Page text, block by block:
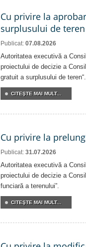
Cu privire la
surplusului de teren
Publicat: 07.08.2026
Autoritatea executivă a
proiectului de decizie a
gratuit a surplusului de teren“.
CITEŞTE MAI MULT...
Cu privire la
Publicat: 31.07.2026
Autoritatea executivă a
proiectului de decizie a
funciară a terenului”.
CITEŞTE MAI MULT...